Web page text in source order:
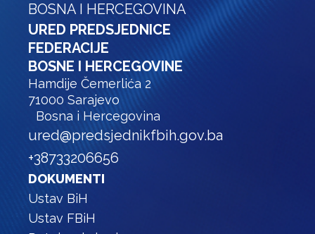
BOSNA I HERCEGOVINA
URED PREDSJEDNICE
FEDERACIJE
BOSNE I HERCEGOVINE
Hamdije Čemerlića 2
71000 Sarajevo
Bosna i Hercegovina
ured@predsjednikfbih.gov.ba
+38733206656
DOKUMENTI
Ustav BiH
Ustav FBiH